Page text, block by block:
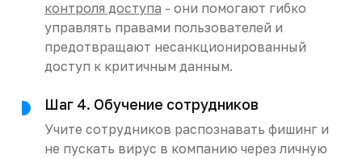
контроля доступа - они помогают гибко
управлять правами пользователей и
предотвращают несанкционированный
доступ к критичным данным.
Шаг 4. Обучение сотрудников
Учите сотрудников распознавать фишинг и
не пускать вирус в компанию через личную